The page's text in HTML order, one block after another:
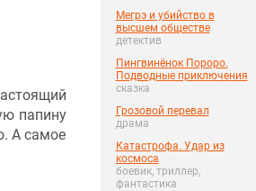
Мегрэ и убийство в
высшем обществе
детектив
Пингвинёнок Пороро.
Подводные приключения
сказка
Грозовой перевал
драма
Катастрофа. Удар из
космоса
боевик, триллер,
фантастика
папину
А самое